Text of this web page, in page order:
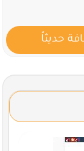
حديثاً